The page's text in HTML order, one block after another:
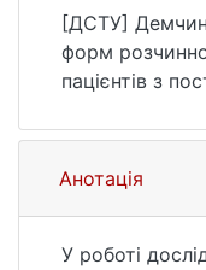
національний
Шевченка].
https://
[ДСТУ]
форм
пацієнтів з
: 091 Біологія
Галенова.
https://
Анотація
У роботі